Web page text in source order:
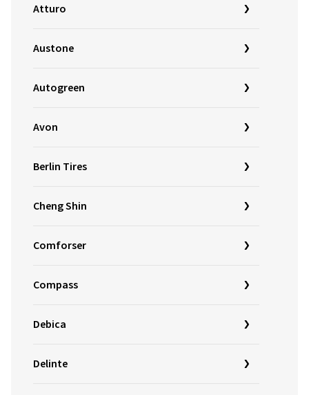
Atturo
Austone
Autogreen
Avon
Berlin Tires
Cheng Shin
Comforser
Compass
Debica
Delinte